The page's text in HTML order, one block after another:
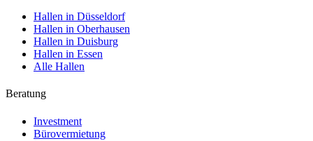
Hallen in Düsseldorf
Hallen in Oberhausen
Hallen in Duisburg
Hallen in Essen
Alle Hallen
Beratung
Investment
Bürovermietung